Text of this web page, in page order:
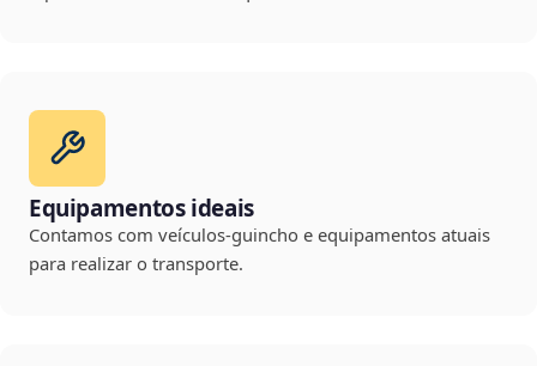
Equipamentos ideais
Contamos com veículos-guincho e equipamentos atuais
para realizar o transporte.